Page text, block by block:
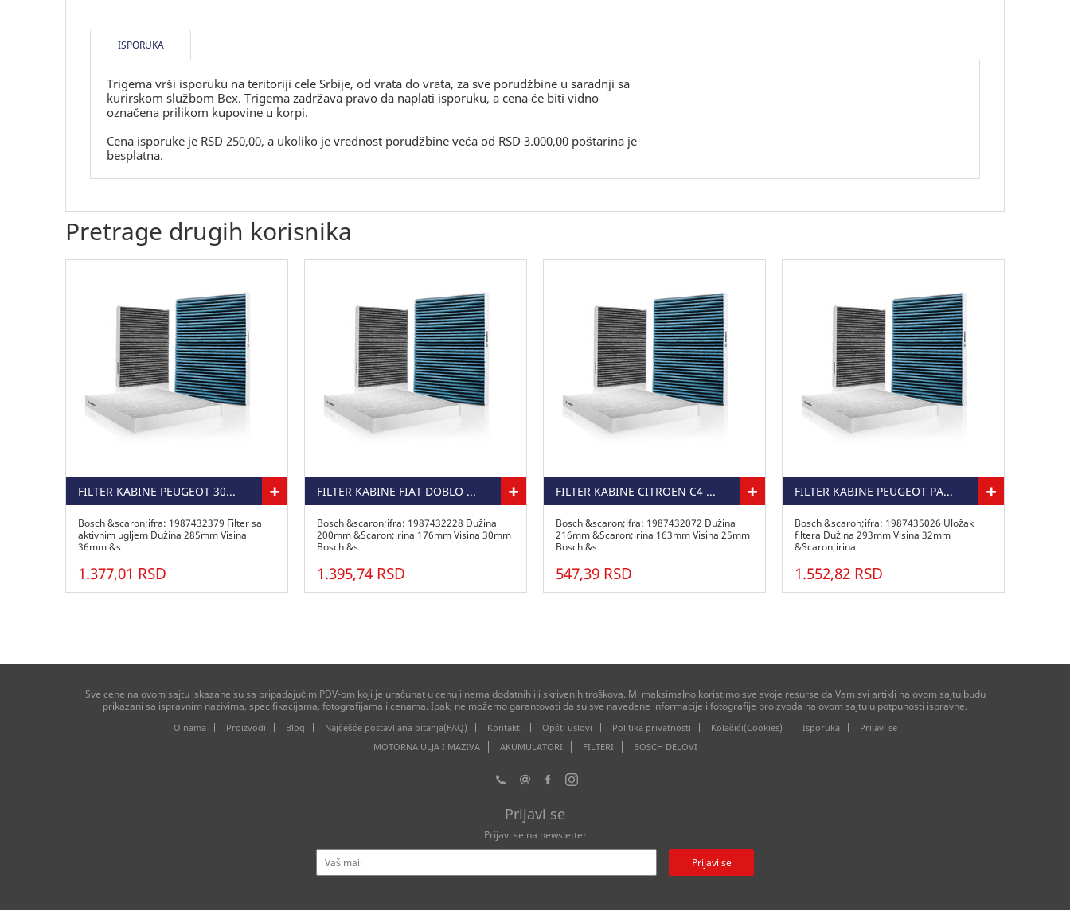
ISPORUKA
Trigema vrši isporuku na teritoriji cele Srbije, od vrata do vrata, za sve porudžbine u saradnji sa
kurirskom službom Bex. Trigema zadržava pravo da naplati isporuku, a cena će biti vidno
označena prilikom kupovine u korpi.
Cena isporuke je RSD 250,00, a ukoliko je vrednost porudžbine veća od RSD 3.000,00 poštarina je
besplatna.
Pretrage drugih korisnika
FILTER KABINE PEUGEOT 307 2.0 HDI SA AKTIVNIM UGLJEM +
Bosch &scaron;ifra: 1987432379 Filter sa
aktivnim ugljem Dužina 285mm Visina
36mm &s
1.377,01 RSD
FILTER KABINE FIAT DOBLO 1.6 D MULTIJET +
Bosch &scaron;ifra: 1987432228 Dužina
200mm &Scaron;irina 176mm Visina 30mm
Bosch &s
1.395,74 RSD
FILTER KABINE CITROEN C4 1.6 HDI +
Bosch &scaron;ifra: 1987432072 Dužina
216mm &Scaron;irina 163mm Visina 25mm
Bosch &s
547,39 RSD
FILTER KABINE PEUGEOT PARTNER 1.6 HDI +
Bosch &scaron;ifra: 1987435026 Uložak
filtera Dužina 293mm Visina 32mm
&Scaron;irina
1.552,82 RSD
Sve cene na ovom sajtu iskazane su sa pripadajućim PDV-om koji je uračunat u cenu i nema dodatnih ili skrivenih troškova. Mi maksimalno koristimo sve svoje resurse da Vam svi artikli na ovom sajtu budu
prikazani sa ispravnim nazivima, specifikacijama, fotografijama i cenama. Ipak, ne možemo garantovati da su sve navedene informacije i fotografije proizvoda na ovom sajtu u potpunosti ispravne.
O nama Proizvodi Blog Najčešće postavljana pitanja(FAQ) Kontakti Opšti uslovi Politika privatnosti Kolačići(Cookies) Isporuka
Prijavi se
MOTORNA ULJA I MAZIVA
AKUMULATORI FILTERI BOSCH DELOVI
Prijavi se
Prijavi se na newsletter
Prijavi se